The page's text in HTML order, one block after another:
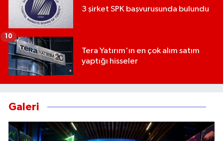
3 şirket SPK başvurusunda bulundu
Tera Yatırım'ın en çok alım satım
yaptığı hisseler
10
Galeri